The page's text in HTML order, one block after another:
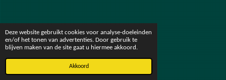
Deze website gebruikt cookies voor analyse-doeleinden
en/of het tonen van advertenties. Door gebruik te
blijven maken van de site gaat u hiermee akkoord.
Akkoord